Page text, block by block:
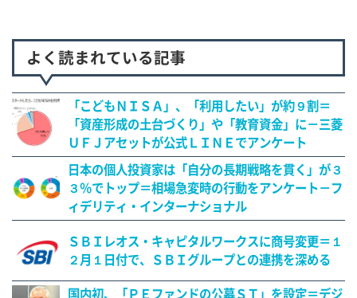
よく読まれている記事
「こどもＮＩＳＡ」、「利用したい」が約９割＝
「資産形成の土台づくり」や「教育資金」に－三菱
ＵＦＪアセットが公式ＬＩＮＥでアンケート
日本の個人投資家は「自分の長期戦略を貫く」が３
３％でトップ＝相場急変時の行動をアンケート－フ
ィデリティ・インターナショナル
ＳＢＩレオス・キャピタルワークスに商号変更＝１
２月１日付で、ＳＢＩグループとの連携を深める
国内初、「ＰＥファンドの公募ＳＴ」を設定＝デジ